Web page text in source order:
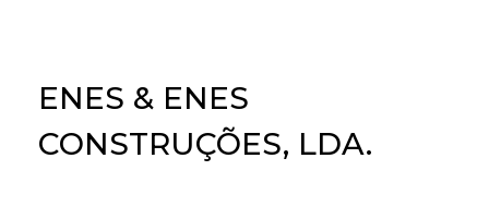
ENES & ENES
CONSTRUÇÕES, LDA.